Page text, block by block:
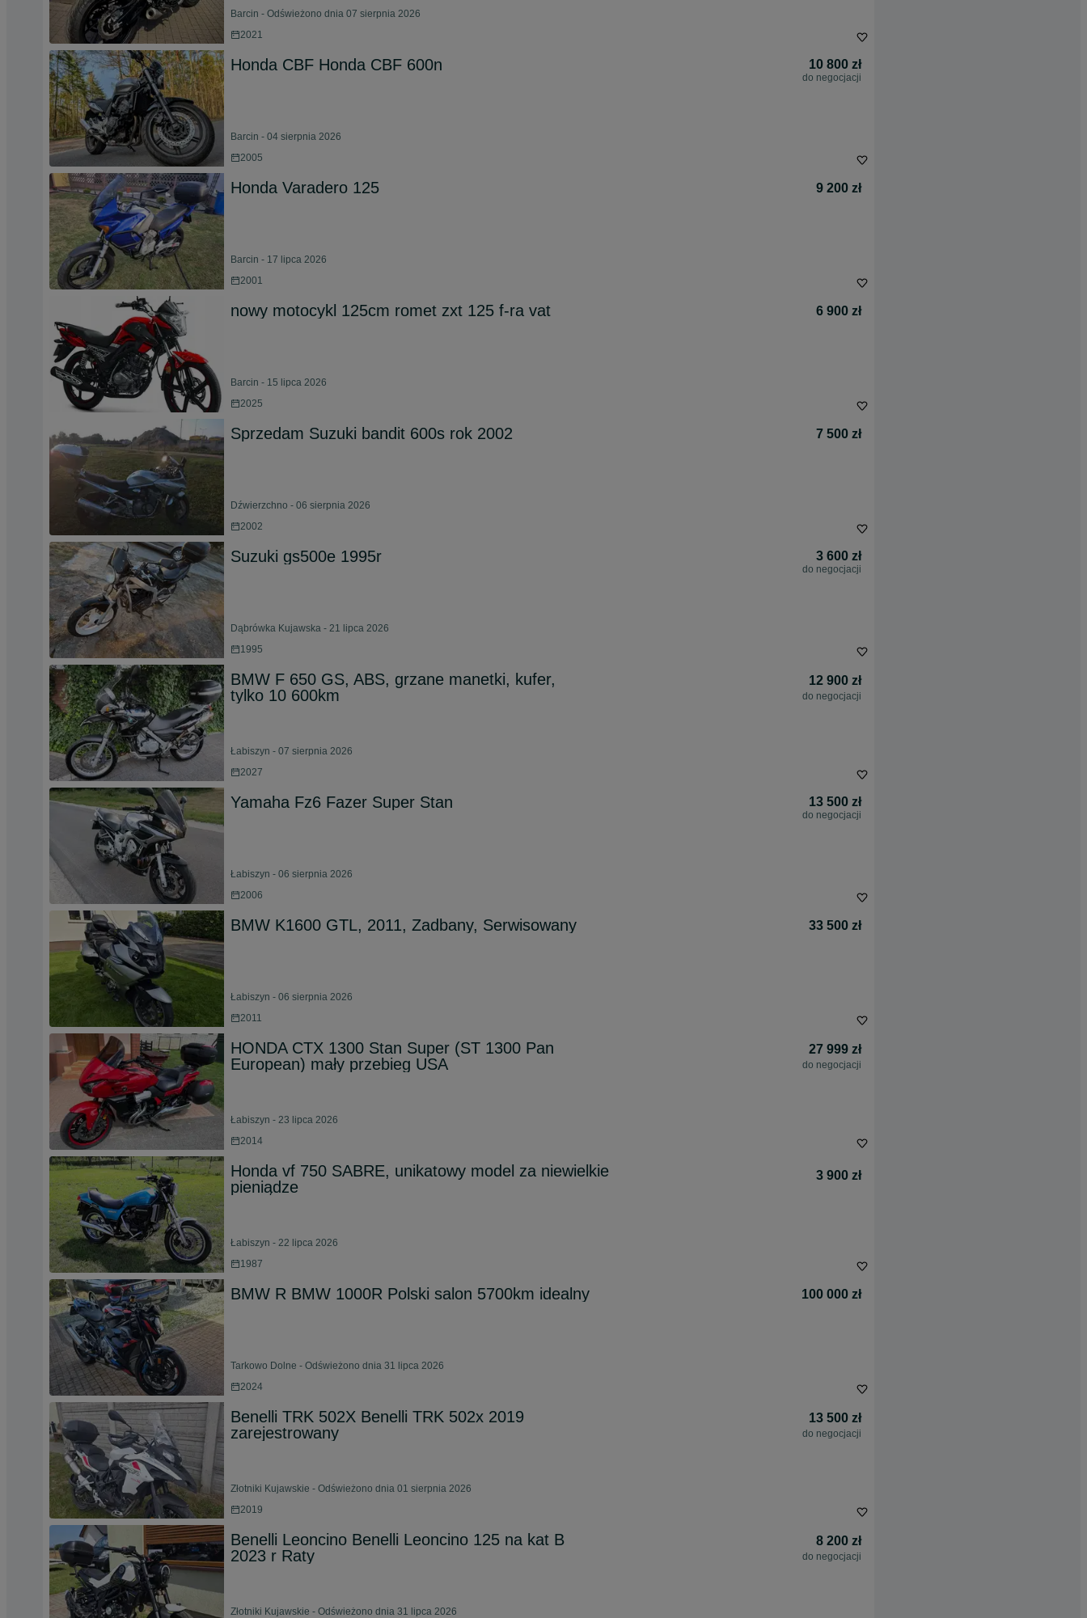
Barcin - Odświeżono dnia 07 sierpnia 2026
2021
Honda CBF Honda CBF 600n 10 800 zł
do negocjacji
Barcin - 04 sierpnia 2026
2005
Honda Varadero 125 9 200 zł
Barcin - 17 lipca 2026
2001
nowy motocykl 125cm romet zxt 125 f-ra vat 6 900 zł
Barcin - 15 lipca 2026
2025
Sprzedam Suzuki bandit 600s rok 2002 7 500 zł
Dźwierzchno - 06 sierpnia 2026
2002
Suzuki gs500e 1995r 3 600 zł
do negocjacji
Dąbrówka Kujawska - 21 lipca 2026
1995
BMW F 650 GS, ABS, grzane manetki, kufer,
tylko 10 600km
12 900 zł
do negocjacji
Łabiszyn - 07 sierpnia 2026
2027
Yamaha Fz6 Fazer Super Stan 13 500 zł
do negocjacji
Łabiszyn - 06 sierpnia 2026
2006
BMW K1600 GTL, 2011, Zadbany, Serwisowany 33 500 zł
Łabiszyn - 06 sierpnia 2026
2011
HONDA CTX 1300 Stan Super (ST 1300 Pan
European) mały przebieg USA
27 999 zł
do negocjacji
Łabiszyn - 23 lipca 2026
2014
Honda vf 750 SABRE, unikatowy model za niewielkie
pieniądze
3 900 zł
Łabiszyn - 22 lipca 2026
1987
BMW R BMW 1000R Polski salon 5700km idealny 100 000 zł
Tarkowo Dolne - Odświeżono dnia 31 lipca 2026
2024
Benelli TRK 502X Benelli TRK 502x 2019
zarejestrowany
13 500 zł
do negocjacji
Złotniki Kujawskie - Odświeżono dnia 01 sierpnia 2026
2019
Benelli Leoncino Benelli Leoncino 125 na kat B
2023 r Raty
8 200 zł
do negocjacji
Złotniki Kujawskie - Odświeżono dnia 31 lipca 2026